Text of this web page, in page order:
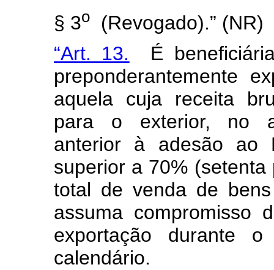
§ 3o (Revogado).” (NR)
“Art. 13. É
preponderantemente
aquela cuja receita
para o exterior, no
anterior à adesão ao
superior a 70%
total de venda de
assuma compromisso
exportação durante
calendário.